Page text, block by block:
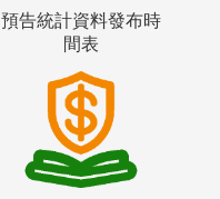
預告統計資料發布時
間表